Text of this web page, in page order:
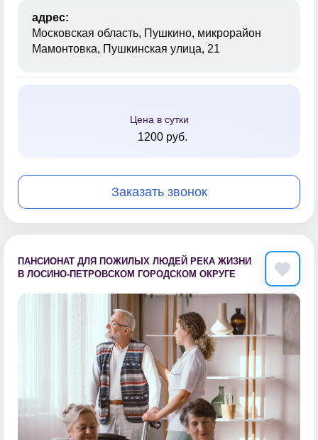
адрес:
Московская область, Пушкино, микрорайон
Мамонтовка, Пушкинская улица, 21
Цена в сутки
1200 руб.
Заказать звонок
ПАНСИОНАТ ДЛЯ ПОЖИЛЫХ ЛЮДЕЙ РЕКА ЖИЗНИ
В ЛОСИНО-ПЕТРОВСКОМ ГОРОДСКОМ ОКРУГЕ